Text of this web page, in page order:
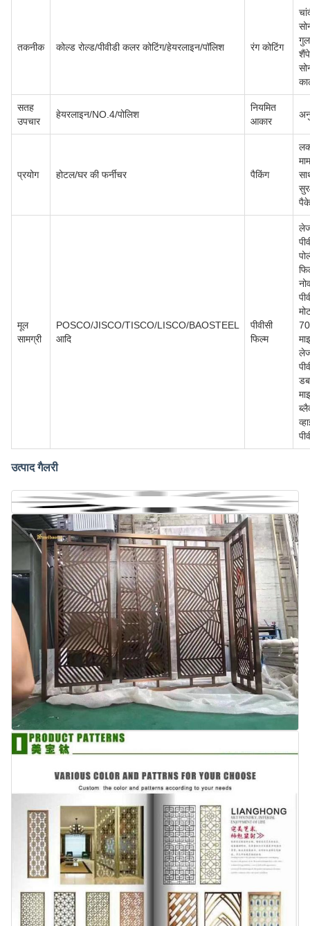
तकनीक कोल्ड रोल्ड/पीवीडी कलर कोटिंग/हेयरलाइन/पॉलिश रंग कोटिंग
सतह
उपचार
हेयरलाइन/NO.4/पोलिश
नियमित
आकार
प्रयोग होटल/घर की फर्नीचर पैकिंग
मूल
सामग्री
POSCO/JISCO/TISCO/LISCO/BAOSTEEL
आदि
पीवीसी
फिल्म
उत्पाद गैलरी